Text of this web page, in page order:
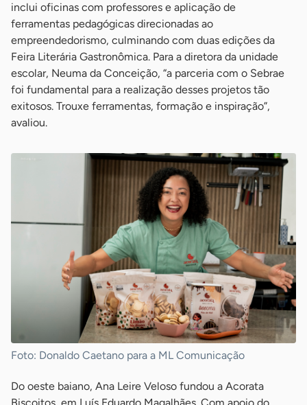
inclui oficinas com professores e aplicação de
ferramentas pedagógicas direcionadas ao
empreendedorismo, culminando com duas edições da
Feira Literária Gastronômica. Para a diretora da unidade
escolar, Neuma da Conceição, “a parceria com o Sebrae
foi fundamental para a realização desses projetos tão
exitosos. Trouxe ferramentas, formação e inspiração”,
avaliou.
Foto: Donaldo Caetano para a ML Comunicação
Do oeste baiano, Ana Leire Veloso fundou a Acorata